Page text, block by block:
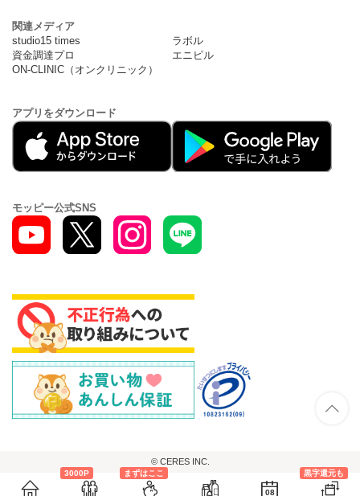
3000P まずはここ
08
黒字還元も
関連メディア
studio15 times
ラボル
資金調達プロ
エニピル
ON-CLINIC（オンクリニック）
アプリをダウンロード
モッピー公式SNS
© CERES INC.